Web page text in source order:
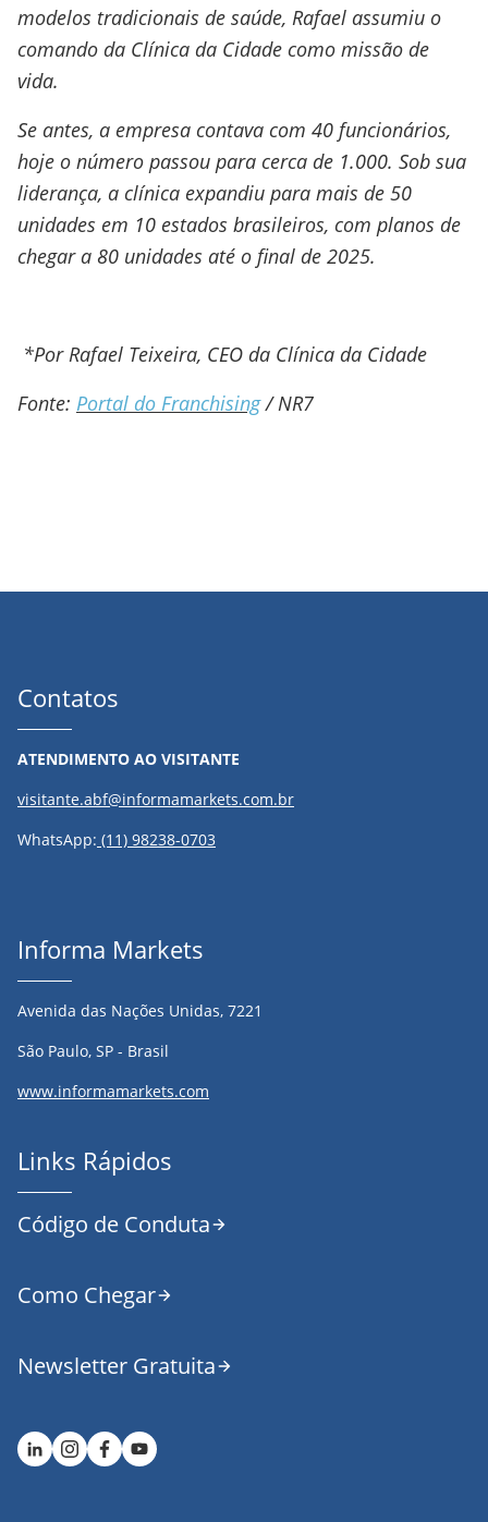
modelos tradicionais de saúde, Rafael assumiu o
comando da Clínica da Cidade como missão de
vida.
Se antes, a empresa contava com 40 funcionários,
hoje o número passou para cerca de 1.000. Sob sua
liderança, a clínica expandiu para mais de 50
unidades em 10 estados brasileiros, com planos de
chegar a 80 unidades até o final de 2025.
*Por Rafael Teixeira, CEO da Clínica da Cidade
Fonte: Portal do Franchising/ NR7
Contatos
ATENDIMENTO AO VISITANTE
visitante.abf@informamarkets.com.br
WhatsApp: (11) 98238-0703
Informa Markets
Avenida das Nações Unidas, 7221
São Paulo, SP - Brasil
www.informamarkets.com
Links Rápidos
Código de Conduta
Como Chegar
Newsletter Gratuita